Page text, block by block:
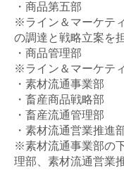
・商品第五部
※ライン＆マーケテ
の調達と戦略立案を
・商品管理部
※ライン＆マーケテ
・素材流通事業部
・畜産商品戦略部
・畜産流通管理部
・素材流通営業推進
※素材流通事業部の
理部、素材流通営業